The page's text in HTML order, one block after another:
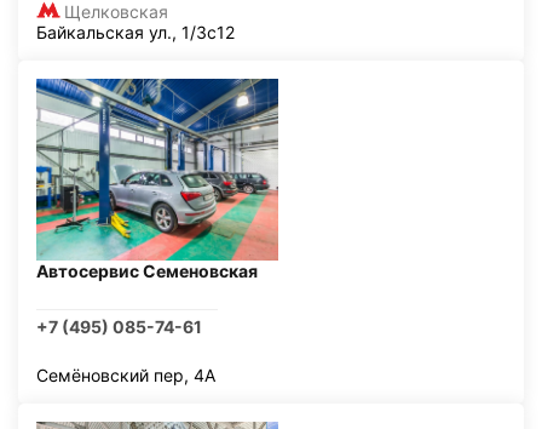
Щелковская
Байкальская ул., 1/3с12
Автосервис Семеновская
+7 (495) 085-74-61
Семёновский пер, 4А